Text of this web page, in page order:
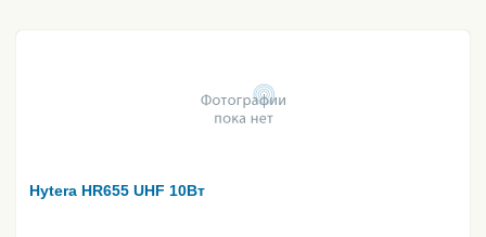
Hytera HR655 UHF 10Вт